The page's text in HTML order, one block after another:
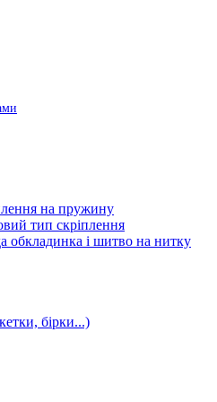
на пружину
тип скріплення
обкладинка і шитво на нитку
бірки...)